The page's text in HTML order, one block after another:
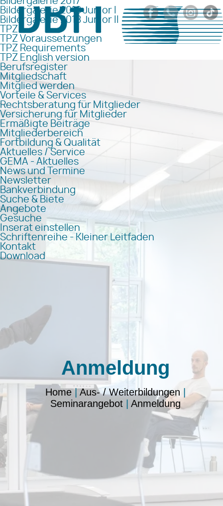
Bildergalerie 2018 Junior I
Bildergalerie 2018 Junior II
TPZ
TPZ Voraussetzungen
TPZ Requirements
TPZ English version
Berufsregister
Mitgliedschaft
Mitglied werden
Vorteile & Services
Rechtsberatung für Mitglieder
Versicherung für Mitglieder
Ermäßigte Beiträge
Mitgliederbereich
Fortbildung & Qualität
Aktuelles / Service
GEMA - Aktuelles
News und Termine
Newsletter
Bankverbindung
Suche & Biete
Angebote
Gesuche
Inserat einstellen
Schriftenreihe - Kleiner Leitfaden
Kontakt
Download
Anmeldung
Home|Aus- / Weiterbildungen
Seminarangebot| Anmeldung